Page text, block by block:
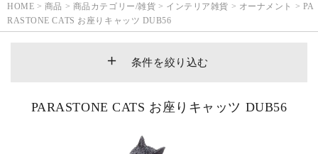
HOME > 商品 > 商品カテゴリー/雑貨 > インテリア雑貨 > オーナメント > PA
RASTONE CATS お座りキャッツ DUB56
条件を絞り込む
PARASTONE CATS お座りキャッツ DUB56